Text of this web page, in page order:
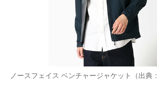
ノースフェイス ベンチャージャケット（出典：